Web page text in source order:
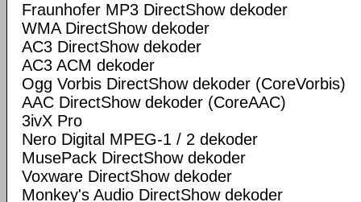
Fraunhofer MP3 DirectShow dekoder
WMA DirectShow dekoder
AC3 DirectShow dekoder
AC3 ACM dekoder
Ogg Vorbis DirectShow dekoder (CoreVorbis)
AAC DirectShow dekoder (CoreAAC)
3ivX Pro
Nero Digital MPEG-1 / 2 dekoder
MusePack DirectShow dekoder
Voxware DirectShow dekoder
Monkey's Audio DirectShow dekoder